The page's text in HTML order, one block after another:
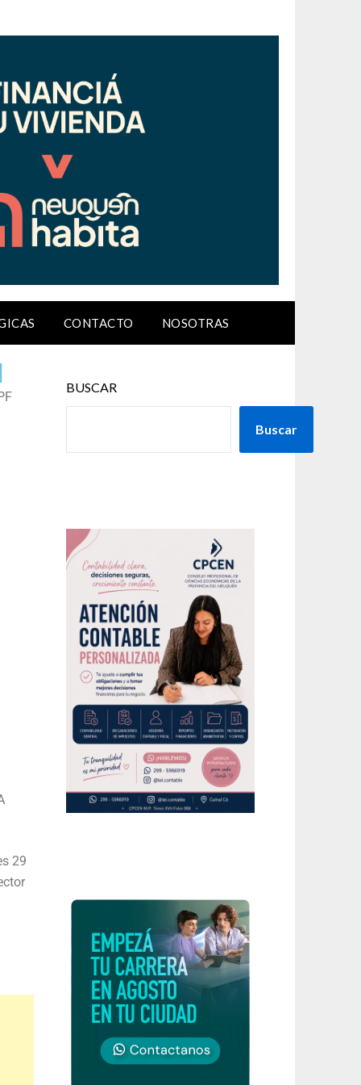
CONTACTO NOSOTRAS
29
BUSCAR
Buscar